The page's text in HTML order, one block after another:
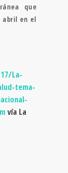
que
abril en el
La-
tema-
vía La